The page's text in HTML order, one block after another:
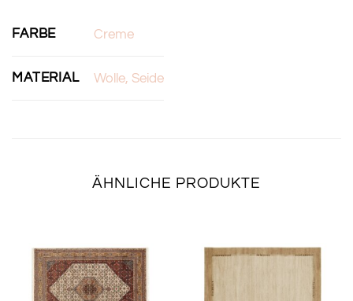
FARBE Creme
MATERIAL Wolle, Seide
ÄHNLICHE PRODUKTE